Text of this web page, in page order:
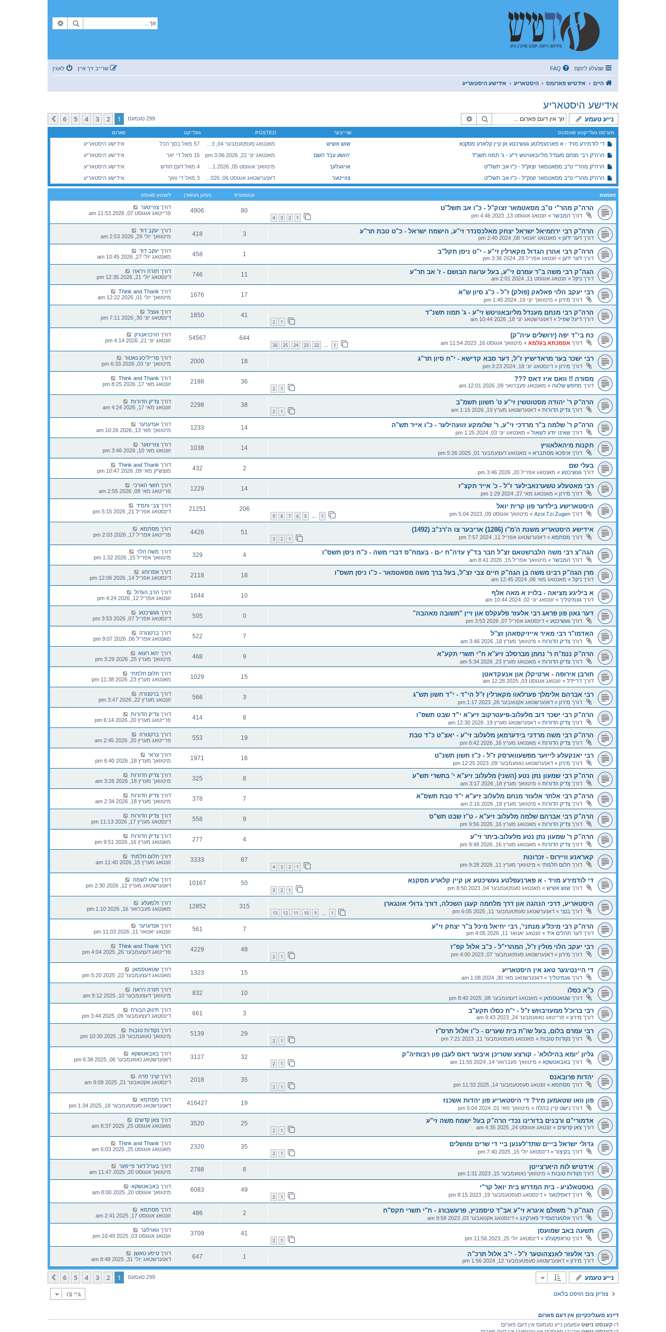
זוך
שנעלע לינקס FAQ לאגין שרייב זיך איין
היים אידטיש פארומס היסטאריע אידישע היסטאריע
אידישע היסטאריע
נייע טעמע זוך 299 טעמעס 1
2
3
4
5
6
קומענדיגע
מערסט געלייקטע פאוסטס שרייבער POSTED געלייקט פארום
די לודמירע מויד - א פארנעפלטע געשיכטע אן קיין קלארע מסקנא שוש אשיש 57 מאל בסך הכל
אידישע היסטאריע
הרה"ק רבי מנחם מענדל מליובאוויטש זי"ע - ג' תמוז תשנ"ד
יהושע עבד השם מאנטאג יוני 22, 2026 3:06 pm 15 מאל די יאר
אידישע היסטאריע
הרה"ק מהר"י ט"ב מסאטמאר זצוק"ל - כ"ו אב תשל"ט
אויגעלעך 4 מאל דעם חודש
אידישע היסטאריע
הרה"ק מהר"י ט"ב מסאטמאר זצוק"ל - כ"ו אב תשל"ט
צווייטער 3 מאל די וואך אידישע היסטאריע
טעמעס ענטפערס געזען געווארן לעצטע פאוסט
הרה"ק מהר"י ט"ב מסאטמאר זצוק"ל - כ"ו אב תשל"ט
דורך המבשר » זונטאג אוגוסט 13, 2023 4:46 pm 1
2
3
4
80
4906 דורך צווייטער
פרייטאג אוגוסט 07, 2026 11:53 am
הרה"ק רבי ירחמיאל ישראל יצחק מאלכסנדר זי"ע, הישמח ישראל - כ"ט טבת תר"ע
דורך דער ידען » מאנטאג יאנואר 08, 2024 2:40 pm
3
418 דורך יעקב דוד
מיטוואך יולי 29, 2026 2:53 am
הרה"ק רבי אהרן הגדול מקארלין זי"ע - י"ט ניסן תקל"ב
דורך דער ידען » זונטאג אפריל 28, 2024 3:36 pm
1
458 דורך יעקב דוד
מאנטאג יולי 27, 2026 10:45 am
הגה"ק רבי משה ב"ר עמרם זי"ע, בעל ערוגת הבושם - ז' אב תר"ע
דורך ניקל » זונטאג אוגוסט 11, 2024 2:01 am
11
746 דורך תורה ויראה
דינסטאג יולי 21, 2026 12:35 pm
רבי יעקב הלוי פאלאק (פולק) ז"ל - כ"ג סיון ש"א
דורך מירון » מיטוואך יוני 19, 2024 1:45 pm
17
1676 דורך Think and Thank
מיטוואך יולי 01, 2026 12:22 am
הרה"ק רבי מנחם מענדל מליובאוויטש זי"ע - ג' תמוז תשנ"ד
דורך דיעל שפיל » דאנערשטאג יוני 18, 2026 10:44 am 1
2
41
1850 דורך געצל
דינסטאג יוני 30, 2026 7:11 pm
כח בי"ד יפה (ירושלים עיה"ק)
דורך אסמכתא בעלמא » מיטוואך אוגוסט 16, 2023 11:54 am 1
…
22
23
24
25
26
644
54567 דורך הויכראנגיק
זונטאג יוני 21, 2026 4:14 pm
רבי ישכר בער מראדישיץ ז"ל, דער סבא קדישא - י"ח סיון תר"ג
דורך מירון » דינסטאג יוני 18, 2024 3:23 pm
18
2000 דורך פרייליכע נאטור
מיטוואך יוני 03, 2026 6:33 pm
מסורה !! וואס איז דאס ???
דורך מחפש שלווה » מאנטאג פעברואר 09, 2026 12:01 am 1
2
36
2188 דורך Think and Thank
זונטאג מאי 17, 2026 8:25 pm
הרה''ק ר' יהודה מסטוטשין זי''ע ט' חשוון תשמ"ב
דורך צדיק הדורות » דאנערשטאג מערץ 19, 2026 1:15 am 1
2
38
2298 דורך צדיק הדורות
זונטאג מאי 17, 2026 4:24 am
הרה"ק ר' שלמה ב"ר מרדכי זי"ע, ר' שלומקע זוועהילער - כ"ו אייר תש"ה
דורך שאינו יודע לשאול » מאנטאג יוני 03, 2024 1:25 pm
14
1233 דורך אנדערער
מיטוואך מאי 13, 2026 10:26 am
תקנות מיהאלאוויץ
דורך איפכא מסתברא » מאנטאג דעצעמבער 01, 2025 5:26 pm
14
1038 דורך צווייטער
זונטאג מאי 10, 2026 3:46 pm
בעלי שם
דורך געשיכטע » מאנטאג אפריל 20, 2026 3:46 pm
2
432 דורך Think and Thank
מוצש"ק מאי 09, 2026 10:47 pm
רבי מאטעלע טשערנאבילער ז"ל - כ' אייר תקצ"ז
דורך מירון » מאנטאג מאי 27, 2024 1:29 pm
14
1229 דורך חושי הארכי
פרייטאג מאי 08, 2026 2:55 am
היסטארישע בילדער פון קרית יואל
דורך Azoi Tzi Zugen
» מיטוואך אוגוסט 09, 2023 5:04 pm 1
…
5
6
7
8
9
206
21251 דורך צבי וחמיד
דינסטאג אפריל 21, 2026 5:15 pm
אידישע היסטאריע משנת ה'מ"ו (1286) אריבער צו ה’רנ”ב (1492)
דורך מסתמא » דאנערשטאג אפריל 11, 2024 7:57 pm 1
2
3
51
4426 דורך מסתמא
פרייטאג אפריל 17, 2026 2:03 pm
הגה"צ רבי משה הלברשטאם זצ"ל חבר בד"ץ עדה"ח י-ם - בעמח"ס דברי משה - כ"ח ניסן תשס"ו
דורך המבשר » מיטוואך אפריל 15, 2026 8:41 am
4
329 דורך משה הלוי
מיטוואך אפריל 15, 2026 1:32 pm
מרן הגה"ק רבינו משה בן הגה"ק חיים צבי זצ"ל, בעל ברך משה מסאטמאר - כ"ו ניסן תשס"ו
דורך ניקל » מאנטאג מאי 06, 2024 12:45 am
18
2118 דורך אסרוחג
דינסטאג אפריל 14, 2026 12:06 pm
א ביליגע מציאה - בלויז א מאה אלף
דורך געמיטליך » זונטאג יוני 02, 2024 10:44 am
10
1644 דורך הרב הגדול
זונטאג אפריל 12, 2026 4:24 pm
דער גאון פון פּראג רבי אלעזר פלעקלס און זיין "תשובה מאהבה"
דורך געשיכטע » דינסטאג אפריל 07, 2026 3:53 pm
0
505 דורך געשיכטע
דינסטאג אפריל 07, 2026 3:53 pm
האדמו"ר רבי מאיר אייזיקסאהן זצ''ל
דורך צדיק הדורות » מיטוואך מערץ 18, 2026 3:46 am
7
522 דורך ברטנורה
מאנטאג אפריל 06, 2026 9:07 pm
הרה''ק ננמ''ח ר' נחמן מברסלב זיע''א ח"י תשרי תקע"א
דורך צדיק הדורות » מאנטאג מערץ 23, 2026 5:34 am
9
468 דורך יהא רעוא
מיטוואך מערץ 25, 2026 3:29 pm
חורבן אירופה - ארטיקלן און אנעקדאטן
דורך דריידל » זונטאג אוגוסט 03, 2025 12:28 am
15
1029 דורך חלום חלמתי
מאנטאג מערץ 23, 2026 11:38 pm
רבי אברהם אלימלך פערלאוו מקארלין ז"ל הי"ד - י"ד חשון תש"ג
דורך מירון » דאנערשטאג אקטאבער 26, 2023 1:17 pm
3
566 דורך ברטנורה
זונטאג מערץ 22, 2026 3:47 pm
הרה"ק רבי ישכר דוב מלעלוב-פיעטרקוב זיע''א י”ד שבט תשפ"ו
דורך צדיק הדורות » דאנערשטאג מערץ 19, 2026 12:30 am
8
414 דורך צדיק הדורות
פרייטאג מערץ 20, 2026 6:14 pm
הרה''ק רבי משה מרדכי בידערמאן מלעלוב זי''ע - יאצ"ט כ"ד טבת
דורך צדיק הדורות » מאנטאג מערץ 16, 2026 8:42 pm
19
553 דורך ברטנורה
פרייטאג מערץ 20, 2026 2:45 am
רבי יאנקעלע לייזער מפשעווארסק ז"ל - כ"ז חשון תשנ"ט
דורך מירון » דאנערשטאג נאוועמבער 09, 2023 12:25 pm
16
1971 דורך עראי
מיטוואך מערץ 18, 2026 6:40 pm
הרה"ק רבי שמעון נתן נטע (השני) מלעלוב זיע"א י' בתשרי תש"ע
דורך צדיק הדורות » מיטוואך מערץ 18, 2026 3:17 am
8
325 דורך צדיק הדורות
מיטוואך מערץ 18, 2026 3:26 am
הרה"ק רבי אלתר אלעזר מנחם מלעלוב זיע"א י"ד טבת תשס"א
דורך צדיק הדורות » מיטוואך מערץ 18, 2026 2:16 am
7
378 דורך צדיק הדורות
מיטוואך מערץ 18, 2026 2:34 am
הרה"ק רבי אברהם שלמה מלעלוב זיע"א - ט"ז שבט תש"ס
דורך צדיק הדורות » מאנטאג מערץ 16, 2026 9:56 pm
9
558 דורך צדיק הדורות
דינסטאג מערץ 17, 2026 11:13 pm
הרה''ק ר' שמעון נתן נטע מלעלוב-ביתר זי''ע
דורך צדיק הדורות » מאנטאג מערץ 16, 2026 9:48 pm
4
277 דורך צדיק הדורות
מאנטאג מערץ 16, 2026 9:51 pm
קאראנע וויירוס - זכרונות
דורך חלום חלמתי » מיטוואך מערץ 11, 2026 9:28 pm 1
2
3
4
87
3333 דורך חלום חלמתי
זונטאג מערץ 15, 2026 11:40 am
די לודמירע מויד - א פארנעפלטע געשיכטע אן קיין קלארע מסקנא
דורך שוש אשיש » מאנטאג סעפטעמבער 04, 2023 8:50 pm 1
2
3
50
10167 דורך שלא לשמה
דאנערשטאג מערץ 12, 2026 2:30 pm
היסטאריע, דרכי הנהגה און דרך מלחמה קעגן השכלה, דורך גדולי אונגארן
דורך בנצי » דאנערשטאג סעפטעמבער 11, 2025 6:05 pm 1
9
10
11
12
13
315
12852 דורך זלמעלע
מאנטאג פעברואר 16, 2026 1:10 pm
הרה"ק רבי מיכל'ע מנתני', רבי יחיאל מיכל ב"ר יצחק זי"ע
דורך דער תהלים איד » זונטאג יאנואר 11, 2026 4:05 pm
7
561 דורך אנדערער
זונטאג יאנואר 11, 2026 11:03 pm
רבי יעקב הלוי מולין ז"ל, המהרי"ל - כ"ב אלול קפ"ז
דורך מירון » דאנערשטאג סעפטעמבער 07, 2023 4:00 pm 1
2
48
4229 דורך Think and Thank
פרייטאג דעצעמבער 26, 2025 4:04 pm
די היינטיגער טאג אין היסטאריע
דורך געמיטליך » דאנערשטאג מאי 30, 2024 1:08 am
15
1323 דורך שטאטסמאן
מאנטאג דעצעמבער 22, 2025 5:20 pm
כ''א כסלו
דורך שטאטסמאן » מאנטאג דעצעמבער 08, 2025 8:40 pm
10
832 דורך תורה ויראה
מיטוואך דעצעמבער 10, 2025 9:12 am
רבי ברוכ'ל ממעזיבוזש ז"ל - י"ח כסלו תקע"ב
דורך מירון » פרייטאג נאוועמבער 24, 2023 9:43 am
3
661 דורך תינוק הבורח
דינסטאג דעצעמבער 09, 2025 3:44 pm
רבי עמרם בלום, בעל שו''ת בית שערים - כ''ו אלול תרס"ז
דורך נקודות טובות » מאנטאג סעפטעמבער 11, 2023 7:21 pm 1
2
29
5139 דורך נקודות טובות
מיטוואך נאוועמבער 19, 2025 10:30 pm
גליון 'יומא בהילולא' - קורצע שטריכן איבער דאס לעבן פון רבותיה"ק
דורך באבאטשקא » מיטוואך פעברואר 14, 2024 11:55 am 1
2
32
3127 דורך באבאטשקא
דאנערשטאג נאוועמבער 06, 2025 6:38 pm
יהדות פרובאנס
דורך מסתמא » זונטאג סעפטעמבער 14, 2025 11:33 pm 1
2
35
2018 דורך קרני פרה
דינסטאג אקטאבער 21, 2025 9:08 am
פון וואו שטאמען מיר? די היסטאריע פון יהדות אשכנז
דורך נישט קיין בהלה » מיטוואך מאי 01, 2024 5:04 pm
19
416427 דורך מסתמא
דאנערשטאג סעפטעמבער 18, 2025 1:34 pm
אדמורי"ם ורבנים בדורינו נכדי הרה"ק בעל ישמח משה זי"ע
דורך צאן קדשים » זונטאג אוגוסט 24, 2025 4:35 am 1
2
25
3520 דורך צאן קדשים
מאנטאג אוגוסט 25, 2025 8:37 am
גדולי ישראל בייים שתד'לענען ביי די שרים ומושלים
דורך בקיצור » דינסטאג יולי 15, 2025 7:40 pm 1
2
35
2320 דורך Think and Thank
מאנטאג אוגוסט 25, 2025 6:03 am
אידטיש לוח היארצייטן
דורך נקודות טובות » מיטוואך נאוועמבער 15, 2023 1:31 pm
8
2788 דורך בערל דער פייפער
מיטוואך אוגוסט 20, 2025 11:47 am
נאסטאלגיע - בית המדרש בית יואל קר"י
דורך דאפלטער » דינסטאג סעפטעמבער 19, 2023 8:15 pm 1
2
49
6083 דורך באבאטשקא
מיטוואך אוגוסט 20, 2025 8:00 am
הגה"ק ר' משולם איגרא זי"ע אב"ד טיסמניץ, פרעשבורג - ח"י תשרי תקס"ח
דורך אלטערנעסייד פארקינג » דינסטאג אקטאבער 03, 2023 9:58 am
2
486 דורך מסתמא
זונטאג אוגוסט 17, 2025 2:41 am
תשעה באב שמועסן
דורך טראפקעלע » דינסטאג יולי 25, 2023 11:56 pm 1
2
41
3709 דורך וואוילער
זונטאג אוגוסט 03, 2025 10:49 pm
רבי אלעזר לאנצהוטער ז"ל - י"ב אלול תרכ"ה
דורך מירון » דאנערשטאג סעפטעמבער 12, 2024 1:56 pm
1
647 דורך טיפע טאשן
דאנערשטאג יולי 31, 2025 8:48 am
נייע טעמע 299 טעמעס 1
2
3
4
5
6
קומענדיגע
צוריק צום הויפט בלאט גיי צו
דיינע מעגליכקייטן אין דעם פארום
דו קענסט נישט עפענען נייע טעמעס אין דעם פארום